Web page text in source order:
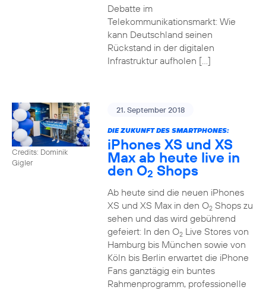
Debatte im
Telekommunikationsmarkt: Wie
kann Deutschland seinen
Rückstand in der digitalen
Infrastruktur aufholen […]
Credits: Dominik
Gigler
21. September 2018
DIE ZUKUNFT DES SMARTPHONES:
iPhones XS und XS
Max ab heute live in
den O2 Shops
Ab heute sind die neuen iPhones
XS und XS Max in den O2Shops zu
sehen und das wird gebührend
gefeiert: In den O2Live Stores von
Hamburg bis München sowie von
Köln bis Berlin erwartet die iPhone
Fans ganztägig ein buntes
Rahmenprogramm, professionelle